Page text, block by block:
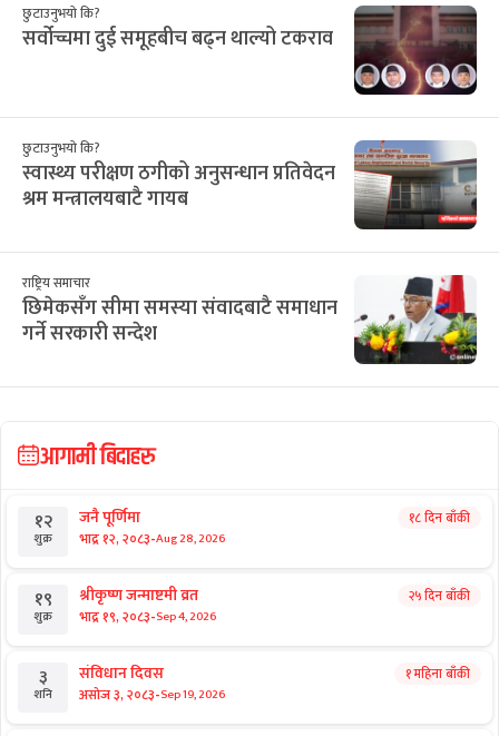
छुटाउनुभयो कि?
सर्वोच्चमा दुई समूहबीच बढ्न थाल्यो टकराव
छुटाउनुभयो कि?
स्वास्थ्य परीक्षण ठगीको अनुसन्धान प्रतिवेदन
श्रम मन्त्रालयबाटै गायब
राष्ट्रिय समाचार
छिमेकसँग सीमा समस्या संवादबाटै समाधान
गर्ने सरकारी सन्देश
आगामी बिदाहरु
१२
शुक्र
जनै पूर्णिमा
भाद्र १२, २०८३-Aug 28, 2026
१८ दिन बाँकी
१९
शुक्र
श्रीकृष्ण जन्माष्टमी व्रत
भाद्र १९, २०८३-Sep 4, 2026
२५ दिन बाँकी
३
शनि
संविधान दिवस
असोज ३, २०८३-Sep 19, 2026
१ महिना बाँकी